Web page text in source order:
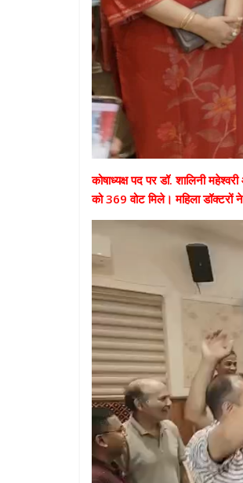
कोषाध्यक्ष पद पर डॉ. शालिनी
को 369 वोट मिले। महिला डॉक्टरों